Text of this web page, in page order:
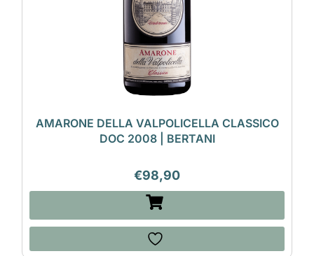
AMARONE DELLA VALPOLICELLA CLASSICO
DOC 2008 | BERTANI
€98,90